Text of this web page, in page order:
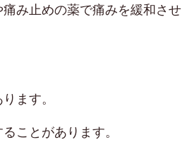
み止めの薬で痛みを緩和させ
ます。
ことがあります。